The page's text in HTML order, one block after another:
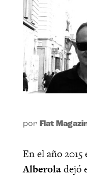
por Flat
En el año
Alberoladejó